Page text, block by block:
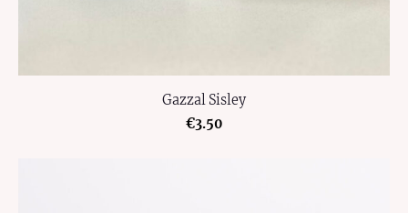
Gazzal Sisley
€3.50